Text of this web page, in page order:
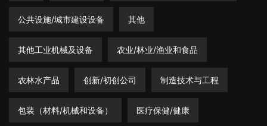
公共设施/城市建设设备 其他
其他工业机械及设备 农业/林业/渔业和食品
农林水产品 创新/初创公司 制造技术与工程
包装（材料/机械和设备） 医疗保健/健康